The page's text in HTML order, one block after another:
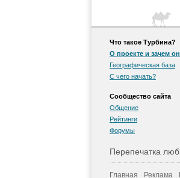
Что такое Турбина?
О проекте и зачем
Географическая база
С чего начать?
Сообщество сайта
Общение
Рейтинги
Форумы
Перепечатка
Главная Реклама